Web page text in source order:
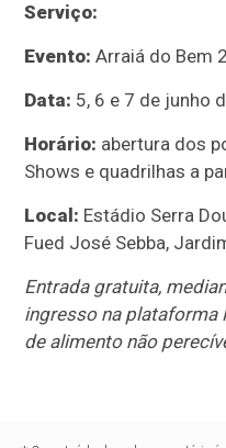
Serviço:
Evento:Arraiá do Bem
Data: 5, 6 e 7 de junho
Horário: abertura dos
Shows e quadrilhas a
Local: Estádio Serra
Fued José Sebba,
Entrada gratuita,
ingresso na plataforma
de alimento não